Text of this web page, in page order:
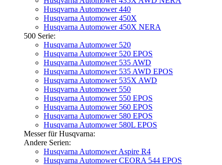
Husqvarna Automower 440
Husqvarna Automower 450X
Husqvarna Automower 450X NERA
500 Serie:
Husqvarna Automower 520
Husqvarna Automower 520 EPOS
Husqvarna Automower 535 AWD
Husqvarna Automower 535 AWD EPOS
Husqvarna Automower 535X AWD
Husqvarna Automower 550
Husqvarna Automower 550 EPOS
Husqvarna Automower 560 EPOS
Husqvarna Automower 580 EPOS
Husqvarna Automower 580L EPOS
Messer für Husqvarna:
Andere Serien:
Husqvarna Automower Aspire R4
Husqvarna Automower CEORA 544 EPOS